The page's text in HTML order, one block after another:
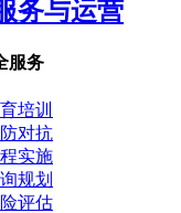
务与运营
服务
培训
对抗
实施
规划
评估